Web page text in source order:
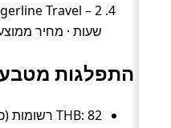
שעות · מחיר ממוצע
התפלגות
THB: 82 רשומות (כ־100%).